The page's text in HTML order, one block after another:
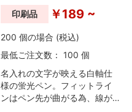
印刷品 ￥189 ~
200 個の場合 (税込)
最低ご注文数： 100 個
名入れの文字が映える白軸仕
様の蛍光ペン。フィットライ
ンはペン先が曲がる為、線が